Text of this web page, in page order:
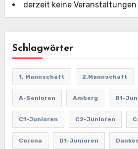
derzeit keine
Schlagwörter
1. Mannschaft 2.Mannschaft
A-Senioren Amberg B1-
C1-Junioren C2-Junioren
Corona D1-Junioren